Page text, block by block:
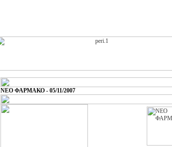
ΝΕΟ ΦΑΡΜΑΚΟ - 05/11/2007